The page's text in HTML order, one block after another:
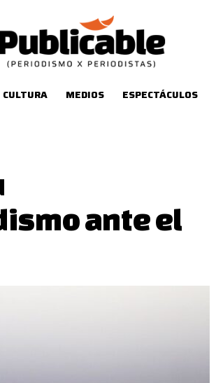
CULTURA MEDIOS ESPECTÁCULOS
ante el